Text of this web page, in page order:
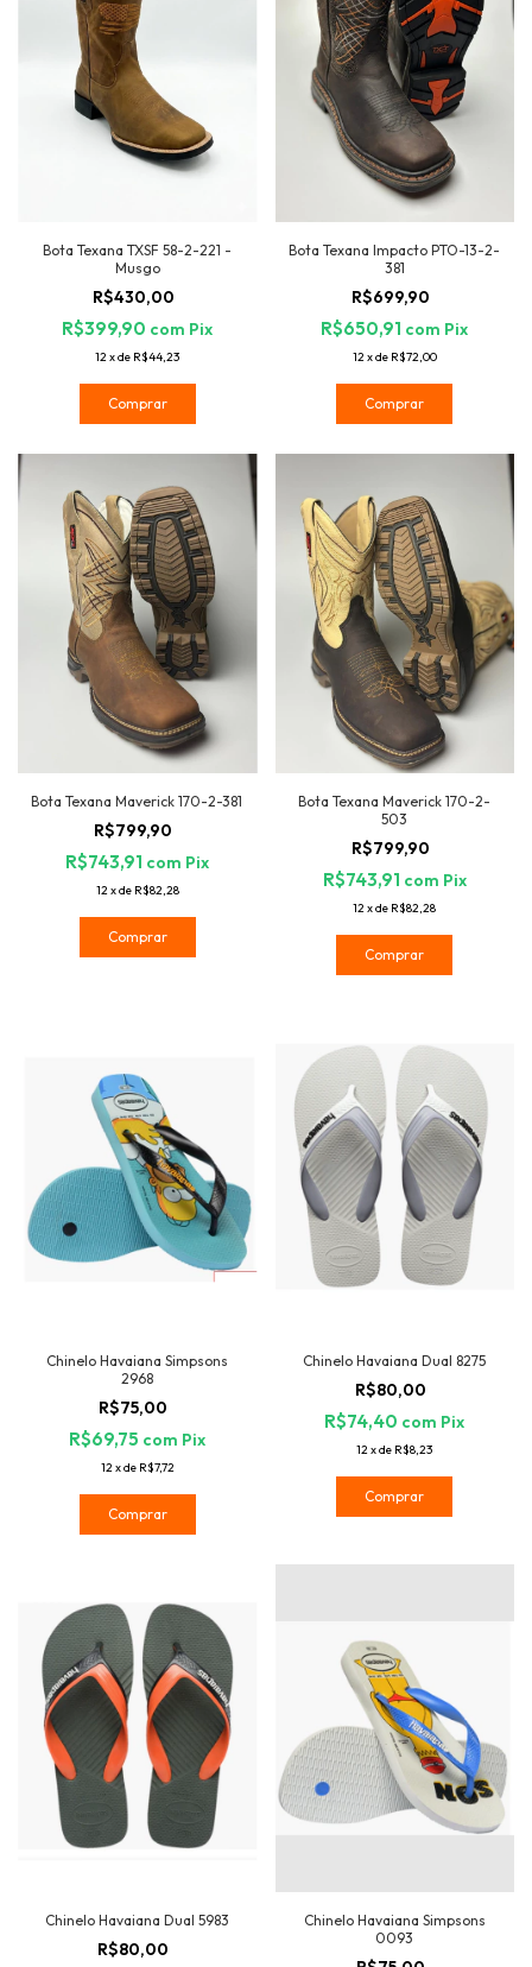
Bota Texana TXSF 58-2-221 -
Musgo
R$430,00
R$399,90 com Pix
12xde R$44,23
Comprar
Bota Texana Impacto PTO-13-2-
381
R$699,90
R$650,91 com Pix
12xde R$72,00
Comprar
Bota Texana Maverick 170-2-381
R$799,90
R$743,91 com Pix
12xde R$82,28
Comprar
Bota Texana Maverick 170-2-
503
R$799,90
R$743,91 com Pix
12xde R$82,28
Comprar
Chinelo Havaiana Simpsons
2968
R$75,00
R$69,75 com Pix
12xde R$7,72
Comprar
Chinelo Havaiana Dual 8275
R$80,00
R$74,40 com Pix
12xde R$8,23
Comprar
Chinelo Havaiana Dual 5983
R$80,00
Chinelo Havaiana Simpsons
0093